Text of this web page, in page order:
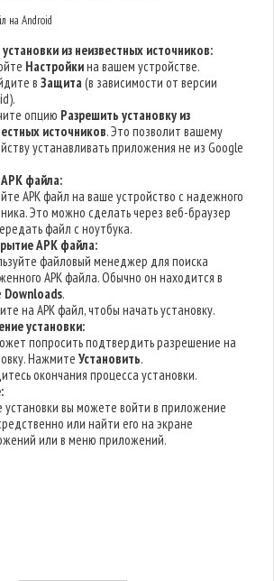
на Android
из неизвестных источников:
Настройкина вашем устройстве.
вЗащита(в зависимости от версии
опцию Разрешить установку из
источников. Это позволит вашему
устанавливать приложения не из Google
файла:
APK файл на ваше устройство с надежного
Это можно сделать через веб-браузер
файл с ноутбука.
APK файла:
файловый менеджер для поиска
APK файла. Обычно он находится в
Downloads.
на APK файл, чтобы начать установку.
установки:
попросить подтвердить разрешение на
НажмитеУстановить.
окончания процесса установки.
установки вы можете войти в приложение
или найти его на экране
или в меню приложений.